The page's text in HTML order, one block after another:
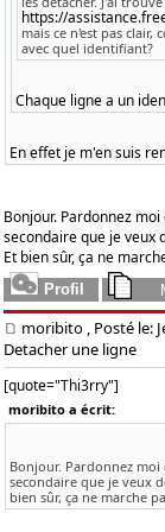
https://
mais ce n'est pas clair,
avec quel identifiant?
Chaque ligne a un
En effet je m'en suis
Bonjour. Pardonnez
secondaire que je veux
Et bien sûr, ça ne
moribito , Posté le:
Detacher une ligne
[quote="Thi3rry"]
moribito a écrit:
Bonjour. Pardonnez moi
secondaire que je veux
bien sûr, ça ne marche